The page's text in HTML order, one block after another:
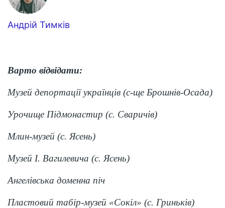
Андрій Тимків
Варто відвідати:
Музей депортації українців (с-ще Брошнів-Осада)
Урочище Підмонастир (с. Сваричів)
Млин-музей (с. Ясень)
Музей І. Вагилевича (с. Ясень)
Ангелівська доменна піч
Пластовий табір-музей «Сокіл» (с. Гриньків)